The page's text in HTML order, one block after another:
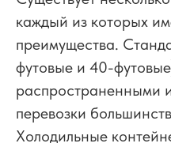
каждый из которых
преимущества.
футовые и 40-
распространенными
перевозки
Холодильные